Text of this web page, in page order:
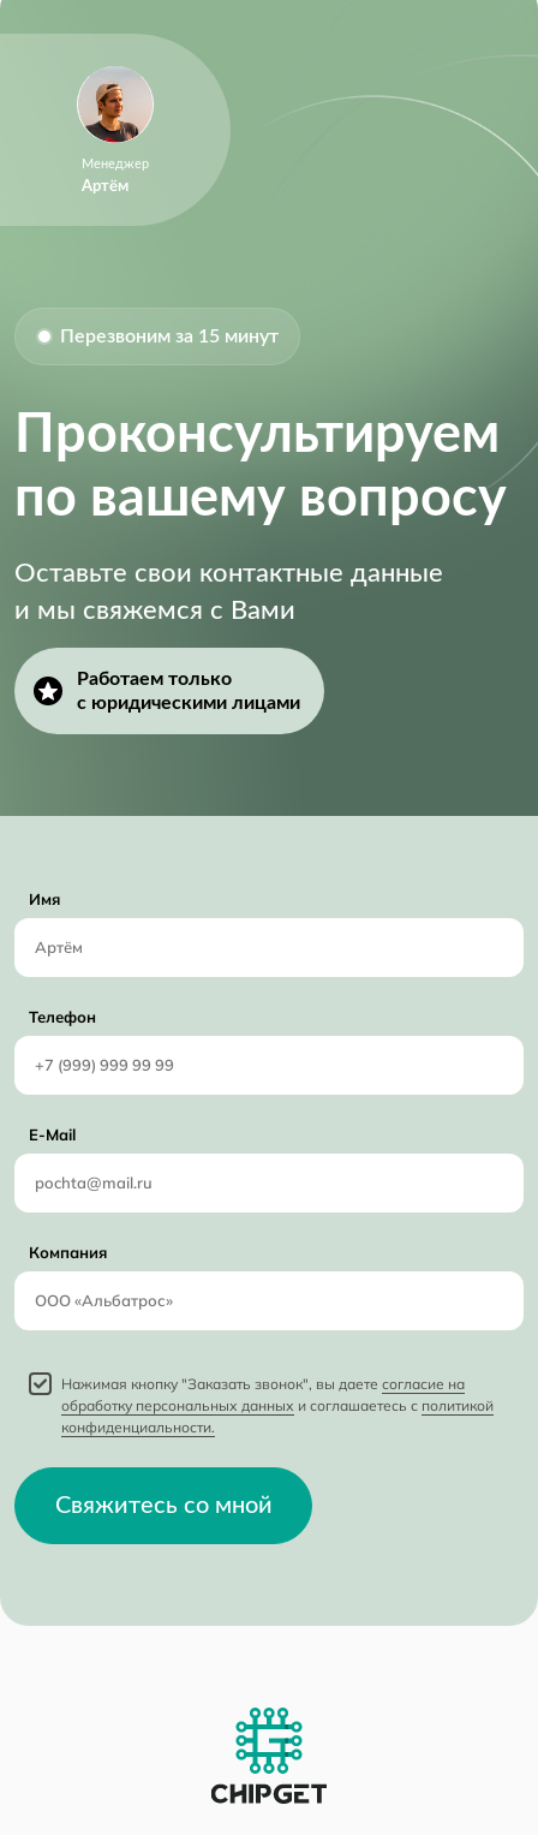
Менеджер
Артём
Перезвоним за 15 минут
Проконсультируем
по вашему вопросу
Оставьте свои контактные данные
и мы свяжемся с Вами
Работаем только
с юридическими лицами
Имя
Телефон
E-Mail
Компания
Нажимая кнопку "Заказать звонок", вы даете согласие на
обработку персональных данных и соглашаетесь с политикой
конфиденциальности.
Свяжитесь со мной